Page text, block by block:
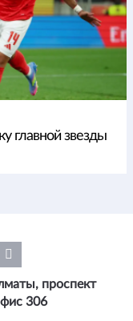
главной звезды
проспект
306